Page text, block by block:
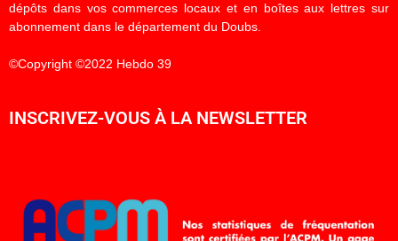
dépôts dans vos commerces locaux et en boîtes aux lettres sur
abonnement dans le département du Doubs.
©Copyright ©2022 Hebdo 39
INSCRIVEZ-VOUS À LA NEWSLETTER